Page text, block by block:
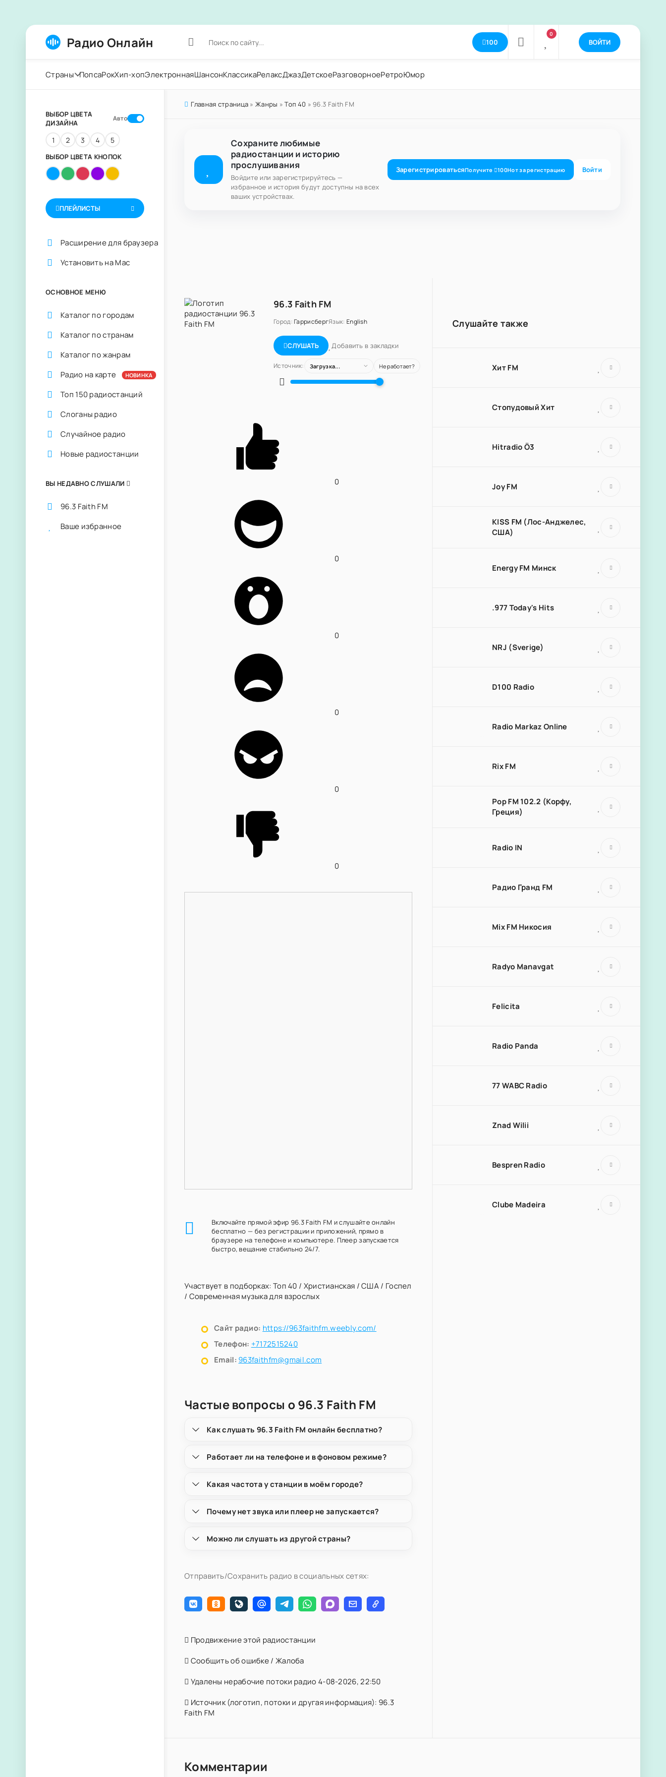
Радио Онлайн 100
0
ВОЙТИ
Страны ПопсаРокХип-хопЭлектроннаяШансонКлассикаРелаксДжазДетскоеРазговорноеРетроЮмор
Главная страница »Жанры »Топ 40 » 96.3 Faith FM
Сохраните любимые
радиостанции и историю
прослушивания
Войдите или зарегистрируйтесь —
избранное и история будут доступны на всех
ваших устройствах.
ЗарегистрироватьсяПолучите 100Нотза регистрацию Войти
96.3 Faith FM
Город:ГаррисбергЯзык: English
СЛУШАТЬ Добавить в закладки
Источник: Загрузка... Не работает?
0
0
0
0
0
0
Включайте прямой эфир 96.3 Faith FM и слушайте онлайн
бесплатно — без регистрации и приложений, прямо в
браузере на телефоне и компьютере. Плеер запускается
быстро, вещание стабильно 24/7.
Участвует в подборках: Топ 40 / Христианская /США / Госпел
/ Современная музыка для взрослых
Сайт радио: https://963faithfm.weebly.com/
Телефон: +7172515240
Email: 963faithfm@gmail.com
Частые вопросы о 96.3 Faith FM
Как слушать 96.3 Faith FM онлайн бесплатно?
Работает ли на телефоне и в фоновом режиме?
Какая частота у станции в моём городе?
Почему нет звука или плеер не запускается?
Можно ли слушать из другой страны?
Отправить/Сохранить радио в социальных сетях:
Продвижение этой радиостанции
Сообщить об ошибке / Жалоба
Удалены нерабочие потоки радио 4-08-2026, 22:50
Источник (логотип, потоки и другая информация): 96.3
Faith FM
Слушайте также
Хит FM
Стопудовый Хит
Hitradio Ö3
Joy FM
KISS FM (Лос-Анджелес,
США)
Energy FM Минск
.977 Today's Hits
NRJ (Sverige)
D100 Radio
Radio Markaz Online
Rix FM
Pop FM 102.2 (Корфу,
Греция)
Radio IN
Радио Гранд FM
Mix FM Никосия
Radyo Manavgat
Felicita
Radio Panda
77 WABC Radio
Znad Wilii
Bespren Radio
Clube Madeira
Комментарии
ВЫБОР ЦВЕТА
ДИЗАЙНА
Авто
1 2 3 4 5
ВЫБОР ЦВЕТА КНОПОК
ПЛЕЙЛИСТЫ
Расширение для браузера
Установить на Mac
ОСНОВНОЕ МЕНЮ
Каталог по городам
Каталог по странам
Каталог по жанрам
Радио на карте
НОВИНКА
Топ 150 радиостанций
Слоганы радио
Случайное радио
Новые радиостанции
ВЫ НЕДАВНО СЛУШАЛИ
96.3 Faith FM
Ваше избранное